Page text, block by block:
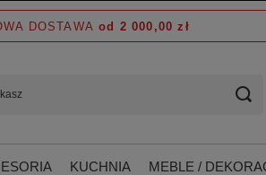
DOSTAWA od 2 000,00 zł
KUCHNIA MEBLE /